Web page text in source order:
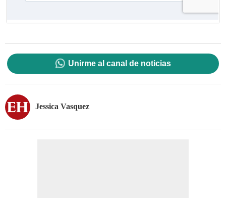
Unirme al canal de noticias
Jessica Vasquez